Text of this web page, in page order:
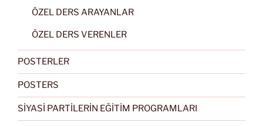
ÖZEL DERS ARAYANLAR
ÖZEL DERS VERENLER
POSTERLER
POSTERS
SİYASİ PARTİLERİN EĞİTİM PROGRAMLARI